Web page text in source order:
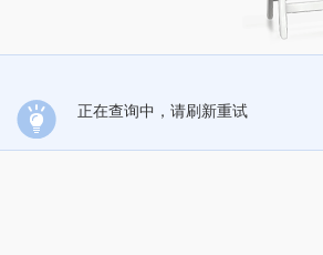
正在查询中，请刷新重试